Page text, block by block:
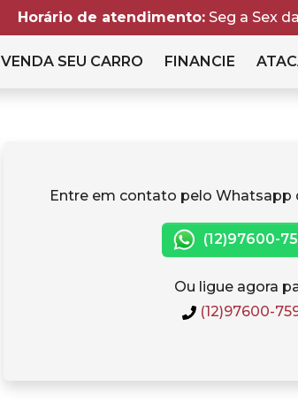
Horário de atendimento: Seg a Sex
VENDA SEU CARRO FINANCIE
Entre em contato pelo Whatsapp
(12)97600-
Ou ligue agora
(12)97600-